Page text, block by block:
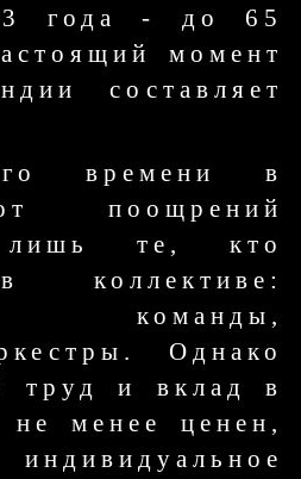
года - до 65
момент
составляет
времени в
поощрений
лишь те, кто
коллективе:
команды,
Однако
труд и вклад в
менее ценен,